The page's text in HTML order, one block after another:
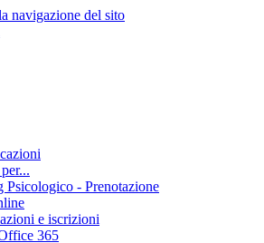
navigazione del sito
Psicologico - Prenotazione
e iscrizioni
365